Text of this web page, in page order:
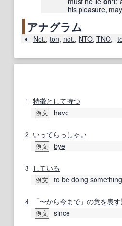
hispleasure,
アナグラム
Not., ton, not., NTO, TNO, -
1 特徴として持つ
例文 have
2 いってらっしゃい
例文 bye
3 している
例文 to be doing something
4 「〜から今まで 」の意を表す
例文 since